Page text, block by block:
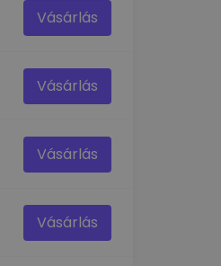
Vásárlás
Vásárlás
Vásárlás
Vásárlás